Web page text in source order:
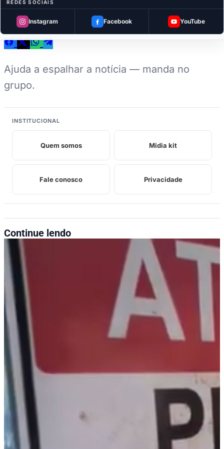
REDES SOCIAIS
Instagram Facebook YouTube
Curtiu? Compartilhe
Ajuda a espalhar a notícia — manda no
grupo.
INSTITUCIONAL
Quem somos Midia kit
Fale conosco Privacidade
Continue lendo